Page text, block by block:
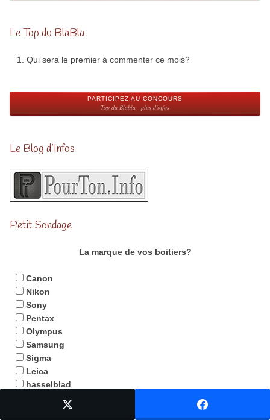
Le Top du BlaBla
Qui sera le premier à commenter ce mois?
PARTICIPEZ AU CONCOURS
Top du Blabla - plus d'infos
Le Blog d’Infos
Petit Sondage
La marque de vos boitiers?
Canon
Nikon
Sony
Pentax
Olympus
Samsung
Sigma
Leica
hasselblad
Panasonic